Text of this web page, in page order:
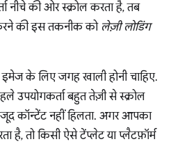
नीचे की ओर स्क्रोल करता है, तब
की इस तकनीक को लेज़ी लोडिंग
के लिए जगह खाली होनी चाहिए.
उपयोगकर्ता बहुत तेज़ी से स्क्रोल
कॉन्टेंट नहीं हिलता. अगर आपका
है, तो किसी ऐसे टेंप्लेट या प्लैटफ़ॉर्म